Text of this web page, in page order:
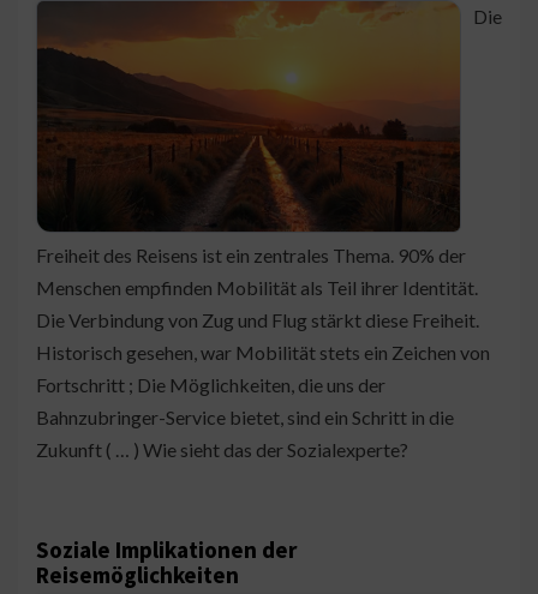
Die
Freiheit des Reisens ist ein zentrales Thema. 90% der
Menschen empfinden Mobilität als Teil ihrer Identität.
Die Verbindung von Zug und Flug stärkt diese Freiheit.
Historisch gesehen, war Mobilität stets ein Zeichen von
Fortschritt ; Die Möglichkeiten, die uns der
Bahnzubringer-Service bietet, sind ein Schritt in die
Zukunft ( … ) Wie sieht das der Sozialexperte?
Soziale Implikationen der
Reisemöglichkeiten